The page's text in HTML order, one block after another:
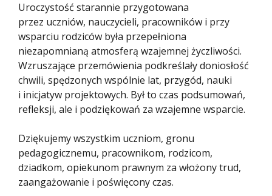
Uroczystość starannie przygotowana
przez uczniów, nauczycieli, pracowników i przy
wsparciu rodziców była przepełniona
niezapomnianą atmosferą wzajemnej życzliwości.
Wzruszające przemówienia podkreślały doniosłość
chwili, spędzonych wspólnie lat, przygód, nauki
i inicjatyw projektowych. Był to czas podsumowań,
refleksji, ale i podziękowań za wzajemne wsparcie.
Dziękujemy wszystkim uczniom, gronu
pedagogicznemu, pracownikom, rodzicom,
dziadkom, opiekunom prawnym za włożony trud,
zaangażowanie i poświęcony czas.